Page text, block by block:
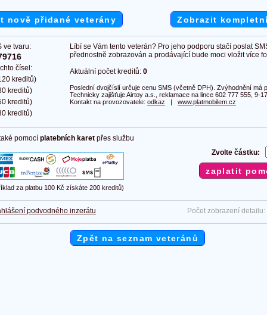
nově přidané veterány Zobrazit
ve tvaru:
čísel:
kreditů)
kreditů)
kreditů)
kreditů)
Líbí se Vám tento veterán? Pro jeho podporu stačí poslat
přednostně zobrazován a prodávající bude moci vložit více
Aktuální počet kreditů: 0
Poslední dvojčíslí určuje cenu SMS (včetně DPH). Zvýhodnění má
Technicky zajišťuje Airtoy a.s., reklamace na lince 602 777 555, 9-
Kontakt na provozovatele: odkaz | www.platmobilem.cz
pomocí platebních karet přes službu
za platbu 100 Kč získáte 200 kreditů)
Zvolte částku:
podvodného inzerátu Počet zobrazení detailu:
Zpět na seznam veteránů